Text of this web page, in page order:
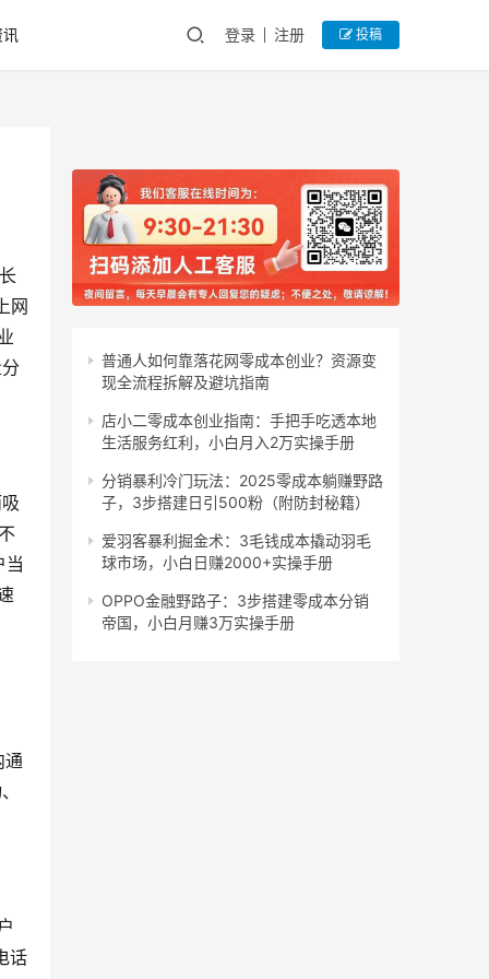
登录 注册 投稿
网
当
通
话
普通人如何靠落花网零成本创业？资源变
现全流程拆解及避坑指南
店小二零成本创业指南：手把手吃透本地
生活服务红利，小白月入2万实操手册
分销暴利冷门玩法：2025零成本躺赚野路
子，3步搭建日引500粉（附防封秘籍）
爱羽客暴利掘金术：3毛钱成本撬动羽毛
球市场，小白日赚2000+实操手册
OPPO金融野路子：3步搭建零成本分销
帝国，小白月赚3万实操手册